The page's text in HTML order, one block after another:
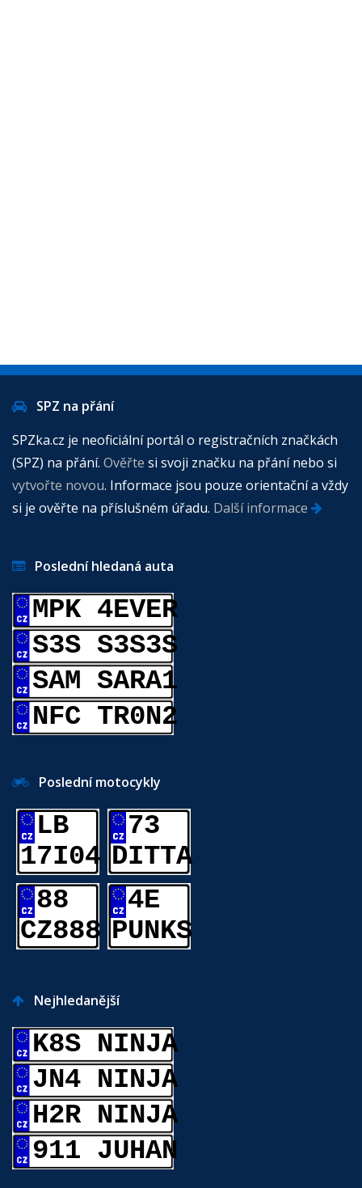
SPZ na přání
SPZka.cz je neoficiální portál o registračních značkách
(SPZ) na přání. Ověřte si svoji značku na přání nebo si
vytvořte novou. Informace jsou pouze orientační a vždy
si je ověřte na příslušném úřadu. Další informace
Poslední hledaná auta
MPK 4EVER
S3S S3S3S
SAM SARA1
NFC TR0N2
Poslední motocykly
LB
17I04
73
DITTA
88
CZ888
4E
PUNKS
Nejhledanější
K8S NINJA
JN4 NINJA
H2R NINJA
911 JUHAN